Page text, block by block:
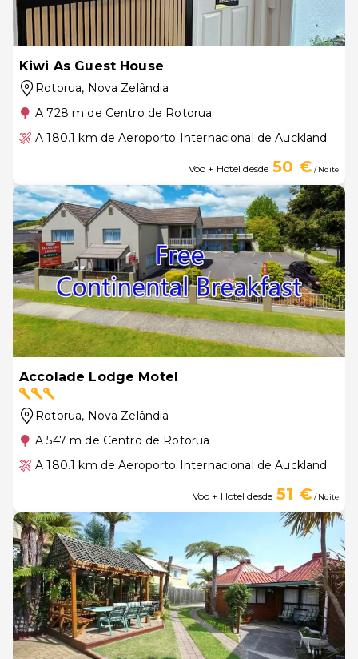
Kiwi As Guest House
Rotorua, Nova Zelândia
A 728 m de Centro de Rotorua
A 180.1 km de Aeroporto Internacional de Auckland
Voo + Hotel desde 50 €/ Noite
Accolade Lodge Motel
Rotorua, Nova Zelândia
A 547 m de Centro de Rotorua
A 180.1 km de Aeroporto Internacional de Auckland
Voo + Hotel desde 51 €/ Noite